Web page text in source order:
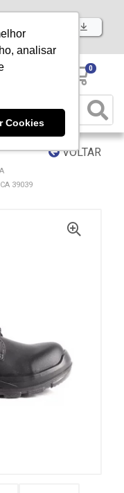
analisar
Cookies
já nosso APP
0
VOLTAR
39039